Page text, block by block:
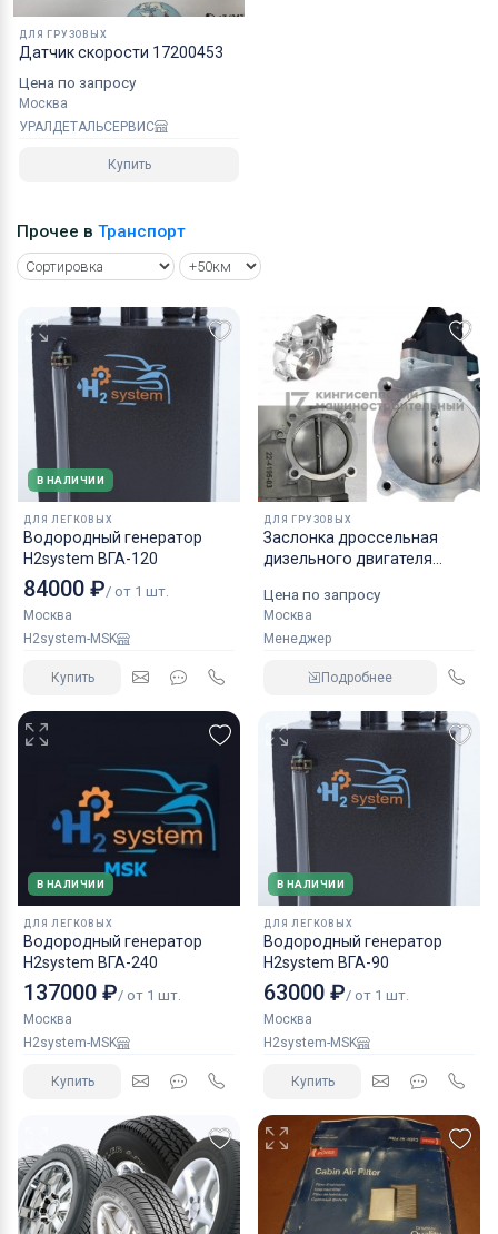
ДЛЯ ГРУЗОВЫХ
Датчик скорости 17200453
Цена по запросу
Москва
УРАЛДЕТАЛЬСЕРВИС
Купить
Прочее в Транспорт
В НАЛИЧИИ
ДЛЯ ЛЕГКОВЫХ
Водородный генератор
H2system ВГА-120
84000 ₽/ от 1 шт.
Москва
H2system-MSK
Купить
ДЛЯ ГРУЗОВЫХ
Заслонка дроссельная
дизельного двигателя
Цена по запросу
Москва
Менеджер
Подробнее
В НАЛИЧИИ
ДЛЯ ЛЕГКОВЫХ
Водородный генератор
H2system ВГА-240
137000 ₽/ от 1 шт.
Москва
H2system-MSK
Купить
В НАЛИЧИИ
ДЛЯ ЛЕГКОВЫХ
Водородный генератор
H2system ВГА-90
63000 ₽/ от 1 шт.
Москва
H2system-MSK
Купить